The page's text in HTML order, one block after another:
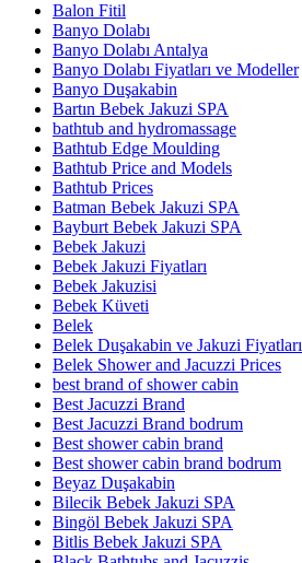
Balon Fitil
Banyo Dolabı
Banyo Dolabı Antalya
Banyo Dolabı Fiyatları ve Modeller
Banyo Duşakabin
Bartın Bebek Jakuzi SPA
bathtub and hydromassage
Bathtub Edge Moulding
Bathtub Price and Models
Bathtub Prices
Batman Bebek Jakuzi SPA
Bayburt Bebek Jakuzi SPA
Bebek Jakuzi
Bebek Jakuzi Fiyatları
Bebek Jakuzisi
Bebek Küveti
Belek
Belek Duşakabin ve Jakuzi Fiyatları
Belek Shower and Jacuzzi Prices
best brand of shower cabin
Best Jacuzzi Brand
Best Jacuzzi Brand bodrum
Best shower cabin brand
Best shower cabin brand bodrum
Beyaz Duşakabin
Bilecik Bebek Jakuzi SPA
Bingöl Bebek Jakuzi SPA
Bitlis Bebek Jakuzi SPA